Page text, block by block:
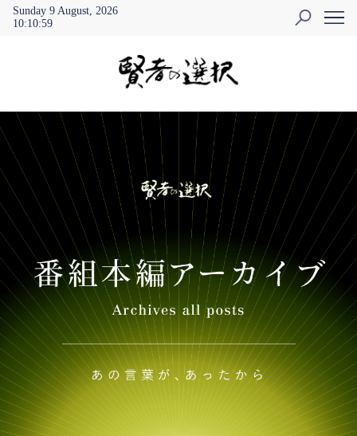
Sunday 9 August, 2026
10:10:59